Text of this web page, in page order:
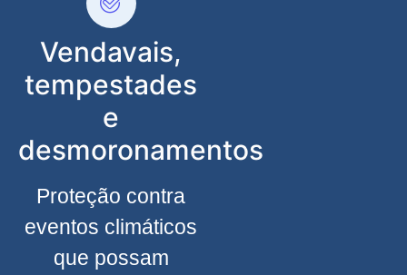
Vendavais,
tempestades
e
desmoronamentos
Proteção contra
eventos climáticos
que possam